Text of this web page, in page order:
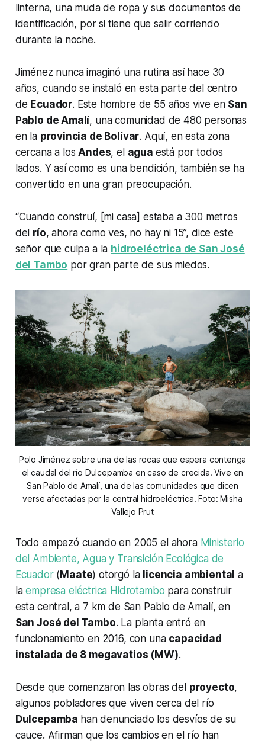
linterna, una muda de ropa y sus documentos de
identificación, por si tiene que salir corriendo
durante la noche.
Jiménez nunca imaginó una rutina así hace 30
años, cuando se instaló en esta parte del centro
de Ecuador. Este hombre de 55 años vive en San
Pablo de Amalí, una comunidad de 480 personas
en la provincia de Bolívar. Aquí, en esta zona
cercana a losAndes, el agua está por todos
lados. Y así como es una bendición, también se ha
convertido en una gran preocupación.
“Cuando construí, [mi casa] estaba a 300 metros
del río, ahora como ves, no hay ni 15”, dice este
señor que culpa a la hidroeléctrica de San José
del Tambo por gran parte de sus miedos.
Polo Jiménez sobre una de las rocas que espera contenga
el caudal del río Dulcepamba en caso de crecida. Vive en
San Pablo de Amalí, una de las comunidades que dicen
verse afectadas por la central hidroeléctrica. Foto: Misha
Vallejo Prut
Todo empezó cuando en 2005 el ahora Ministerio
del Ambiente, Agua y Transición Ecológica de
Ecuador(Maate) otorgó la licencia ambiental a
laempresa eléctrica Hidrotambo para construir
esta central, a 7 km de San Pablo de Amalí, en
San José del Tambo. La planta entró en
funcionamiento en 2016, con una capacidad
instalada de 8 megavatios (MW).
Desde que comenzaron las obras del proyecto,
algunos pobladores que viven cerca del río
Dulcepamba han denunciado los desvíos de su
cauce. Afirman que los cambios en el río han